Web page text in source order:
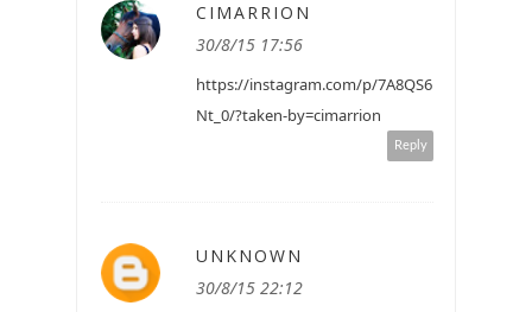
CIMARRION
30/8/15 17:56
https://instagram.com/p/7A8QS6
Nt_0/?taken-by=cimarrion
Reply
UNKNOWN
30/8/15 22:12